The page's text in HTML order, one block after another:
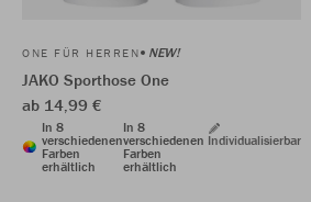
ONE FÜR HERREN NEW!
JAKO Sporthose One
ab 14,99 €
In 8
verschiedenen
Farben
erhältlich
In 8
verschiedenen
Farben
erhältlich
Individualisierbar